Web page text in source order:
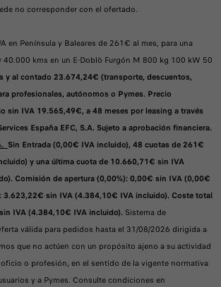
no corresponder con el ofertado.
en Península y Baleares de 261€ al mes, para una
40.000 kms en un E-Doblò Furgón M 800 kg 100 kW 50
y al contado 23.674,24€ (transporte, descuentos,
profesionales, autónomos o Pymes. Precio
sin IVA 19.565,49€, a 48 meses por leasing a través
España EFC, S.A. Sujeto a aprobación financiera.
Sin Entrada (0,00€ IVA incluido), 48 cuotas de 261€
y una última cuota de 10.660,71€ sin IVA
Comisión de apertura (0,00%): 0,00€ sin IVA (0,00€
3.623,22€ sin IVA (4.384,10€ IVA incluido). Coste total
IVA (4.384,10€ IVA incluido). Sistema de
válida para pedidos hasta el 31/08/2026 dirigida a
que no actúen con un propósito ajeno a su actividad
o profesión, en el sentido de la vigente normativa
y a Pymes. Consulte condiciones en